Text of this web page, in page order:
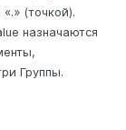
(точкой).
назначаются
Группы.